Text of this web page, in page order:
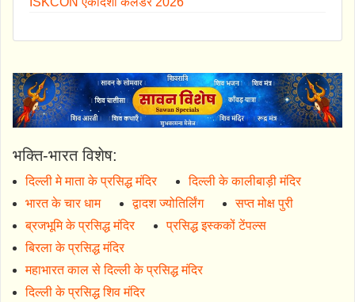
भक्ति-भारत विशेष:
दिल्ली मे माता के प्रसिद्ध मंदिर
दिल्ली के कालीबाड़ी मंदिर
भारत के चार धाम
द्वादश ज्योतिर्लिंग
सप्त मोक्ष पुरी
ब्रजभूमि के प्रसिद्ध मंदिर
प्रसिद्ध इस्ककों टेंपल्स
बिरला के प्रसिद्ध मंदिर
महाभारत काल से दिल्ली के प्रसिद्ध मंदिर
दिल्ली के प्रसिद्ध शिव मंदिर